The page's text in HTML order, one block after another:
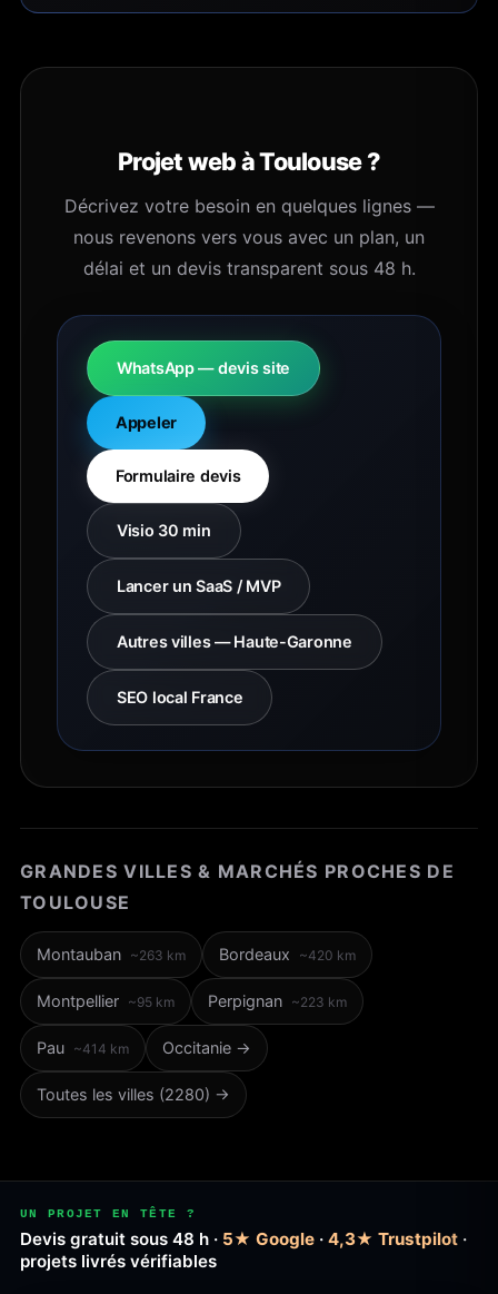
Projet web à Toulouse ?
Décrivez votre besoin en quelques lignes —
nous revenons vers vous avec un plan, un
délai et un devis transparent sous 48 h.
WhatsApp — devis site
Appeler
Formulaire devis
Visio 30 min
Lancer un SaaS / MVP
Autres villes — Haute-Garonne
SEO local France
GRANDES VILLES & MARCHÉS PROCHES DE
TOULOUSE
Montauban ~263 km Bordeaux ~420 km
Montpellier ~95 km Perpignan ~223 km
Pau ~414 km Occitanie →
Toutes les villes (2280) →
UN PROJET EN TÊTE ?
Devis gratuit sous 48 h · 5★ Google · 4,3★ Trustpilot ·
projets livrés vérifiables